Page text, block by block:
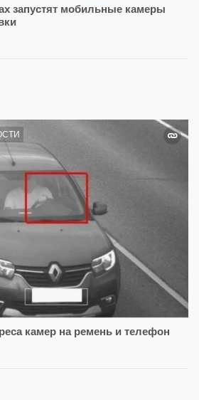
запустят мобильные камеры
камер на ремень и телефон